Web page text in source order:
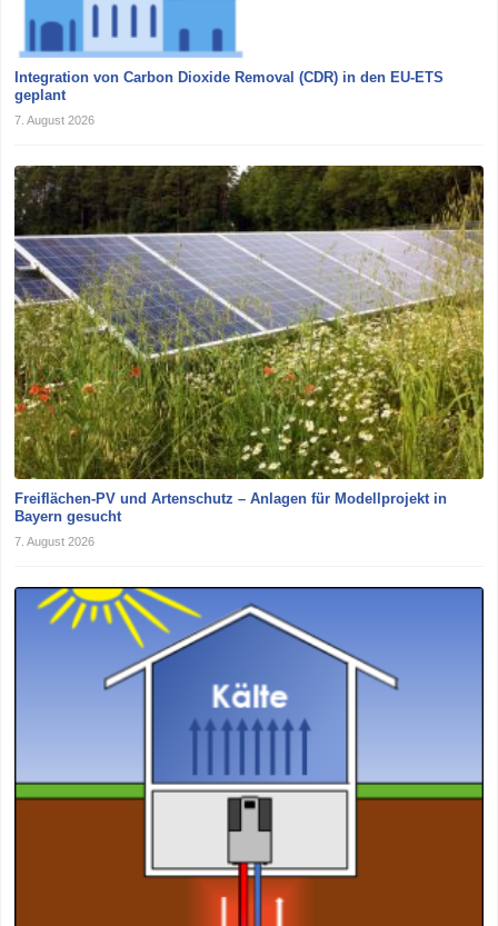
Integration von Carbon Dioxide Removal (CDR) in den EU-ETS
geplant
7. August 2026
Freiflächen-PV und Artenschutz – Anlagen für Modellprojekt in
Bayern gesucht
7. August 2026